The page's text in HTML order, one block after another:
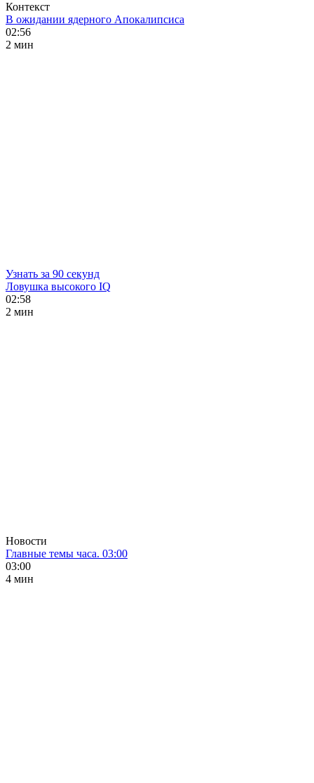
Контекст
В ожидании ядерного Апокалипсиса
02:56
2 мин
Узнать за 90 секунд
Ловушка высокого IQ
02:58
2 мин
Новости
Главные темы часа. 03:00
03:00
4 мин